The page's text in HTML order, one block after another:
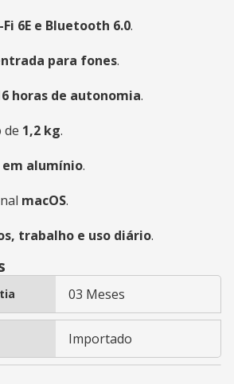
Fi 6E e Bluetooth 6.0.
para fones.
horas de autonomia.
de 1,2 kg.
alumínio.
macOS.
trabalho e uso diário.
03 Meses
Importado